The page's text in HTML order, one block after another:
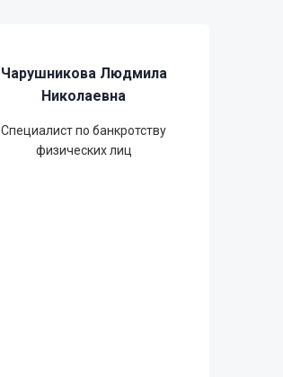
Чарушникова Людмила
Николаевна
Специалист по банкротству
физических лиц